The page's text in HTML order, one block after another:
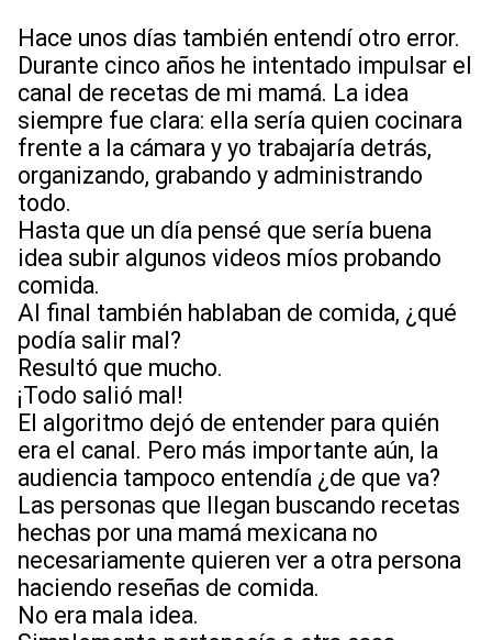
Hace unos días también entendí otro error.
Durante cinco años he intentado impulsar el
canal de recetas de mi mamá. La idea
siempre fue clara: ella sería quien cocinara
frente a la cámara y yo trabajaría detrás,
organizando, grabando y administrando
todo.
Hasta que un día pensé que sería buena
idea subir algunos videos míos probando
comida.
Al final también hablaban de comida, ¿qué
podía salir mal?
Resultó que mucho.
¡Todo salió mal!
El algoritmo dejó de entender para quién
era el canal. Pero más importante aún, la
audiencia tampoco entendía ¿de que va?
Las personas que llegan buscando recetas
hechas por una mamá mexicana no
necesariamente quieren ver a otra persona
haciendo reseñas de comida.
No era mala idea.